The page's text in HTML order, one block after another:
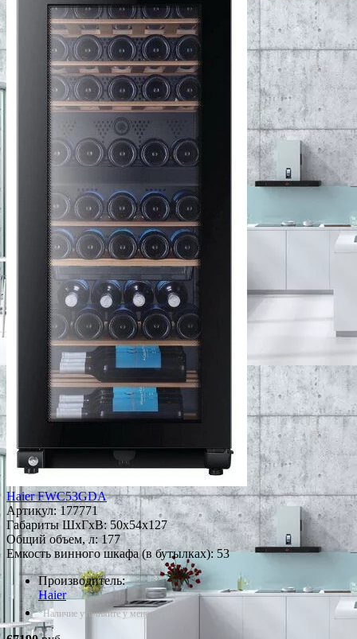
Haier FWC53GDA
Артикул: 177771
Габариты ШxГxВ: 50x54x127
Общий объем, л: 177
Емкость винного шкафа (в бутылках): 53
Производитель:
Haier
*Наличие уточняйте у менеджера